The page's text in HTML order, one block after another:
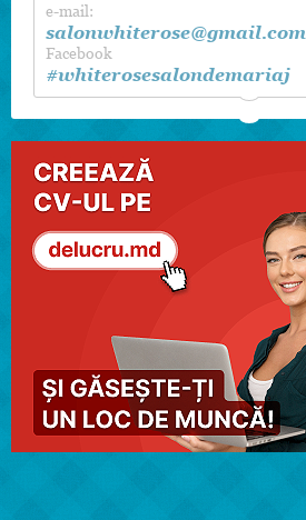
e-mail:
salonwhiterose@gmail.com
Facebook
#whiterosesalondemariaj